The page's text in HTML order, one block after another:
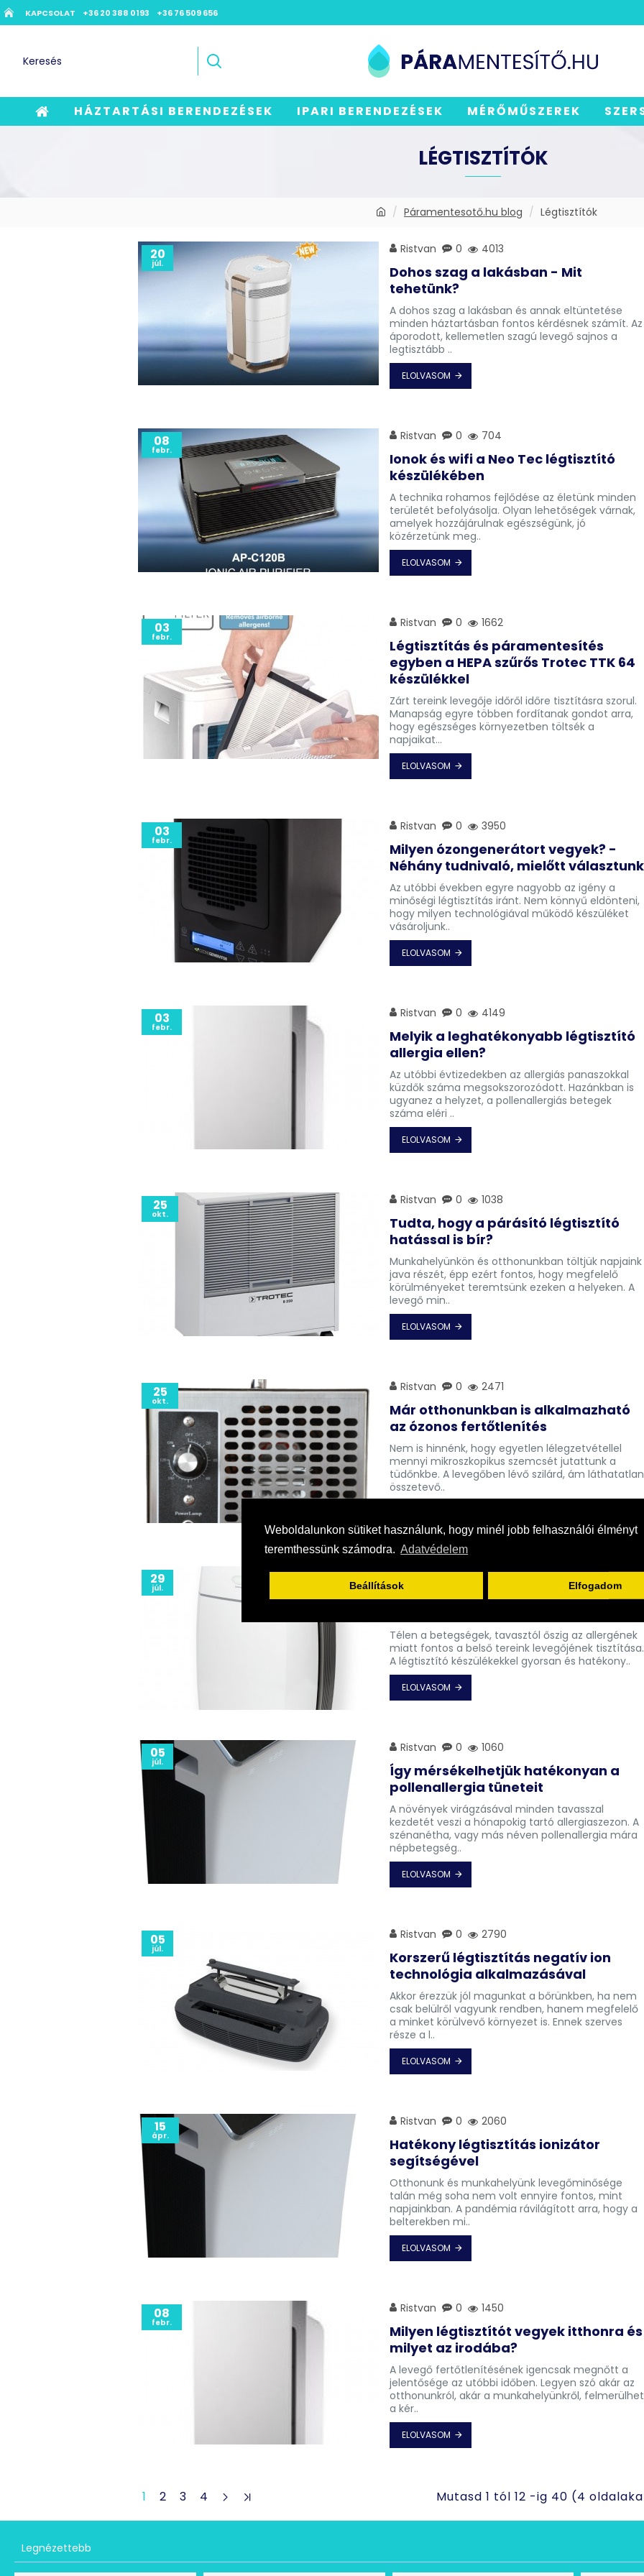
Weboldalunkon sütiket használunk, hogy minél jobb felhasználói élményt
teremthessünk számodra. Adatvédelem
Beállítások Elfogadom
KAPCSOLAT +36 20 388 0193 +36 76 509 656
HÁZTARTÁSI BERENDEZÉSEK IPARI BERENDEZÉSEK MÉRŐMŰSZEREK
Páramentesotő.hu blog Légtisztítók
LÉGTISZTÍTÓK
20
júl.
Ristvan 0 4013
Dohos szag a lakásban - Mit
tehetünk?
A dohos szag a lakásban és annak eltüntetése
minden háztartásban fontos kérdésnek számít. Az
áporodott, kellemetlen szagú levegő sajnos a
legtisztább ..
ELOLVASOM
08
febr.
Ristvan 0 704
Ionok és wifi a Neo Tec légtisztító
készülékében
A technika rohamos fejlődése az életünk minden
területét befolyásolja. Olyan lehetőségek várnak,
amelyek hozzájárulnak egészségünk, jó
közérzetünk meg..
ELOLVASOM
03
febr.
Ristvan 0 1662
Légtisztítás és páramentesítés
egyben a HEPA szűrős Trotec TTK 64
készülékkel
Zárt tereink levegője időről időre tisztításra szorul.
Manapság egyre többen fordítanak gondot arra,
hogy egészséges környezetben töltsék a
napjaikat...
ELOLVASOM
03
febr.
Ristvan 0 3950
Milyen ózongenerátort vegyek? -
Néhány tudnivaló, mielőtt választunk
Az utóbbi években egyre nagyobb az igény a
minőségi légtisztítás iránt. Nem könnyű eldönteni,
hogy milyen technológiával működő készüléket
vásároljunk..
ELOLVASOM
03
febr.
Ristvan 0 4149
Melyik a leghatékonyabb légtisztító
allergia ellen?
Az utóbbi évtizedekben az allergiás panaszokkal
küzdők száma megsokszorozódott. Hazánkban is
ugyanez a helyzet, a pollenallergiás betegek
száma eléri ..
ELOLVASOM
25
okt.
Ristvan 0 1038
Tudta, hogy a párásító légtisztító
hatással is bír?
Munkahelyünkön és otthonunkban töltjük napjaink
java részét, épp ezért fontos, hogy megfelelő
körülményeket teremtsünk ezeken a helyeken. A
levegő min..
ELOLVASOM
25
okt.
Ristvan 0 2471
Már otthonunkban is alkalmazható
az ózonos fertőtlenítés
Nem is hinnénk, hogy egyetlen lélegzetvétellel
mennyi mikroszkopikus szemcsét jutattunk a
tüdőnkbe. A levegőben lévő szilárd, ám láthatatlan
összetevő..
29
júl.
Ristvan 0 2468
Az ideális légtisztító készülék
Télen a betegségek, tavasztól őszig az allergének
miatt fontos a belső tereink levegőjének tisztítása.
A légtisztító készülékekkel gyorsan és hatékony..
ELOLVASOM
05
júl.
Ristvan 0 1060
Így mérsékelhetjük hatékonyan a
pollenallergia tüneteit
A növények virágzásával minden tavasszal
kezdetét veszi a hónapokig tartó allergiaszezon. A
szénanétha, vagy más néven pollenallergia mára
népbetegség..
ELOLVASOM
05
júl.
Ristvan 0 2790
Korszerű légtisztítás negatív ion
technológia alkalmazásával
Akkor érezzük jól magunkat a bőrünkben, ha nem
csak belülről vagyunk rendben, hanem megfelelő
a minket körülvevő környezet is. Ennek szerves
része a l..
ELOLVASOM
15
ápr.
Ristvan 0 2060
Hatékony légtisztítás ionizátor
segítségével
Otthonunk és munkahelyünk levegőminősége
talán még soha nem volt ennyire fontos, mint
napjainkban. A pandémia rávilágított arra, hogy a
belterekben mi..
ELOLVASOM
08
febr.
Ristvan 0 1450
Milyen légtisztítót vegyek itthonra és
milyet az irodába?
A levegő fertőtlenítésének igencsak megnőtt a
jelentősége az utóbbi időben. Legyen szó akár az
otthonunkról, akár a munkahelyünkről, felmerülhet
a kér..
ELOLVASOM
1 2 3 4 Mutasd 1 tól 12 -ig 40 (4
Legnézettebb